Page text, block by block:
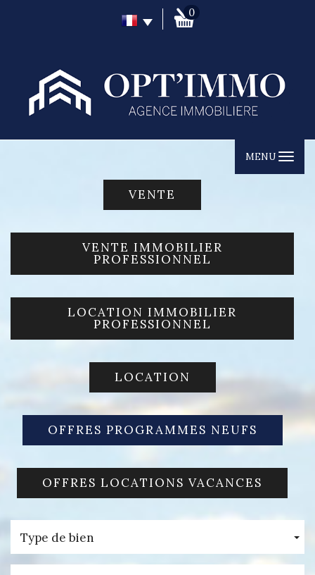
0
MENU
VENTE
VENTE IMMOBILIER
PROFESSIONNEL
LOCATION IMMOBILIER
PROFESSIONNEL
LOCATION
OFFRES PROGRAMMES NEUFS
OFFRES LOCATIONS VACANCES
Type de bien